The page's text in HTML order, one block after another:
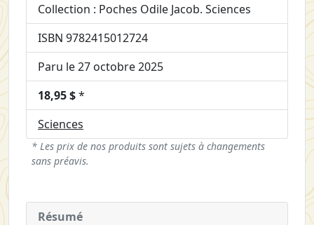
Collection : Poches Odile Jacob. Sciences
ISBN 9782415012724
Paru le 27 octobre 2025
18,95 $*
Sciences
* Les prix de nos produits sont sujets à changements
sans préavis.
Résumé